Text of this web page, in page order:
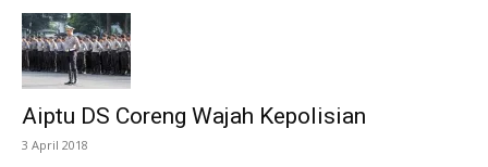
Aiptu DS Coreng Wajah Kepolisian
3 April 2018